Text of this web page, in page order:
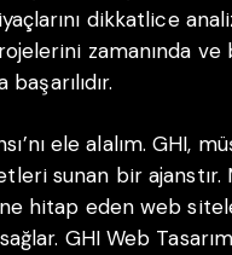
dikkatlice
zamanında
ele alalım. GHI,
sunan bir
hitap eden web
GHI Web